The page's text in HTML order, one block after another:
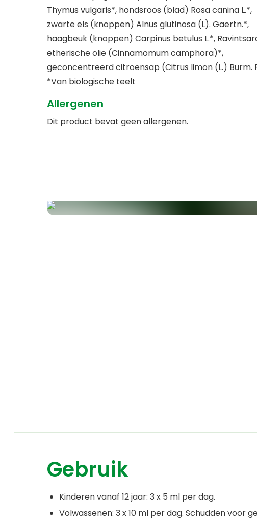
Thymus vulgaris*, hondsroos (blad) Rosa canina L.*,
zwarte els (knoppen) Alnus glutinosa (L). Gaertn.*,
haagbeuk (knoppen) Carpinus betulus L.*,
etherische olie (Cinnamomum camphora)*,
geconcentreerd citroensap (Citrus limon (L.) Burm.
*Van biologische teelt
Allergenen
Dit product bevat geen allergenen.
Gebruik
Kinderen vanaf 12 jaar: 3 x 5 ml per dag.
Volwassenen: 3 x 10 ml per dag. Schudden voor